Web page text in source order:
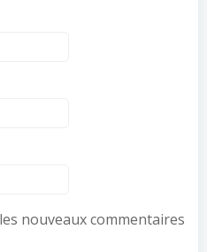
nouveaux commentaires